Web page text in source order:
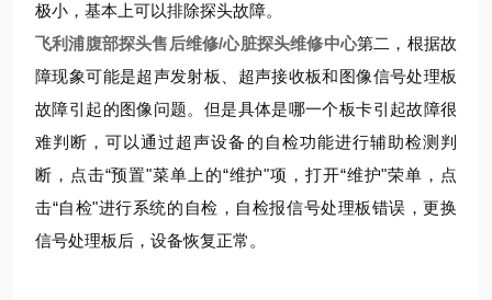
极小，基本上可以排除探头故障。
飞利浦腹部探头售后维修/心脏探头维修中心第二，根据故
障现象可能是超声发射板、超声接收板和图像信号处理板
故障引起的图像问题。但是具体是哪一个板卡引起故障很
难判断，可以通过超声设备的自检功能进行辅助检测判
断，点击“预置"菜单上的“维护"项，打开“维护"荣单，点
击“自检"进行系统的自检，自检报信号处理板错误，更换
信号处理板后，设备恢复正常。